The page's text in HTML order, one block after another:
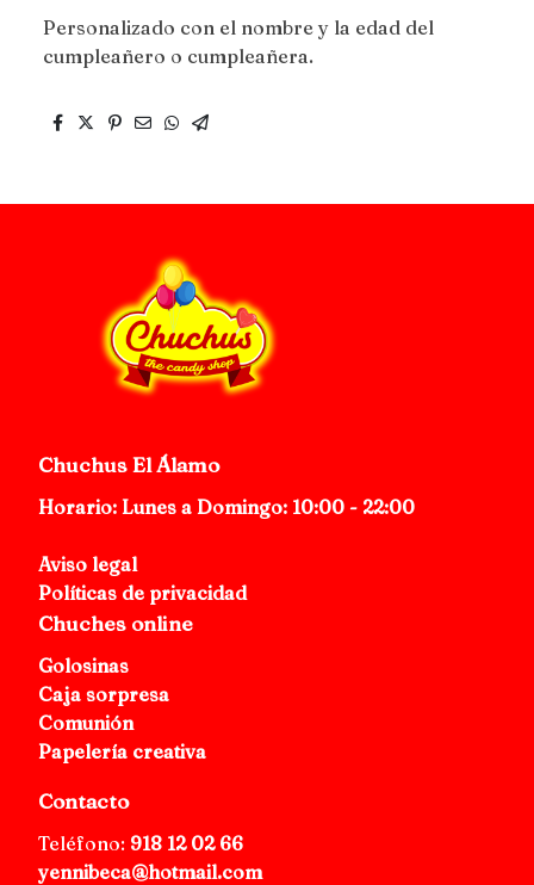
Personalizado con el nombre y la edad del
cumpleañero o cumpleañera.
Chuchus El Álamo
Horario: Lunes a Domingo: 10:00 - 22:00
Aviso legal
Políticas de privacidad
Chuches online
Golosinas
Caja sorpresa
Comunión
Papelería creativa
Contacto
Teléfono: 918 12 02 66
yennibeca@hotmail.com